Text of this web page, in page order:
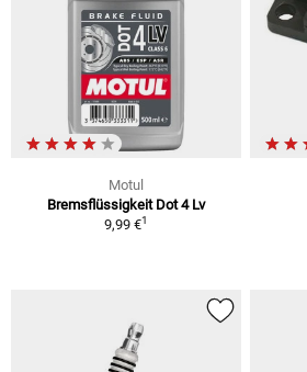
Motul
Bremsflüssigkeit Dot 4 Lv
9,99 €1